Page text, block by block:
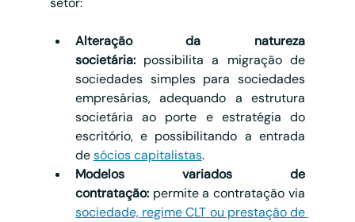
Alteração da natureza
societária: possibilita a migração de
sociedades simples para sociedades
empresárias, adequando a estrutura
societária ao porte e estratégia do
escritório, e possibilitando a entrada
de sócios capitalistas.
Modelos variados de
contratação:
sociedade, regime CLT ou prestação de